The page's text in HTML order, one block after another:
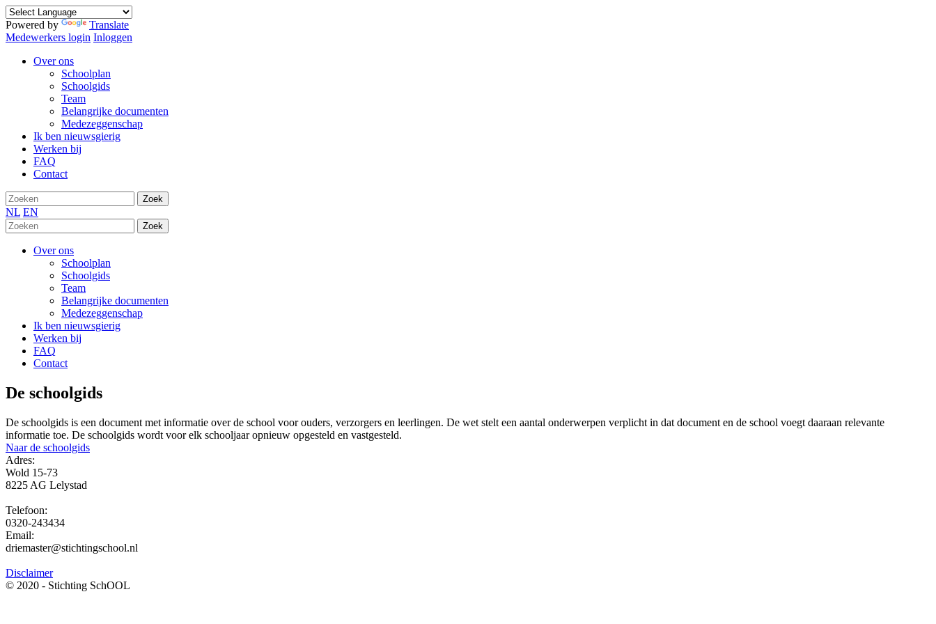
Powered by
Translate
Medewerkers login Inloggen
Over ons
Schoolplan
Schoolgids
Team
Belangrijke documenten
Medezeggenschap
Ik ben nieuwsgierig
Werken bij
FAQ
Contact
Zoek
NL EN
Zoek
Over ons
Schoolplan
Schoolgids
Team
Belangrijke documenten
Medezeggenschap
Ik ben nieuwsgierig
Werken bij
FAQ
Contact
De schoolgids
De schoolgids is een document met informatie over de school voor ouders, verzorgers en leerlingen. De wet stelt een aantal onderwerpen verplicht in dat document en de school voegt daaraan relevante
informatie toe. De schoolgids wordt voor elk schooljaar opnieuw opgesteld en vastgesteld.
Naar de schoolgids
Adres:
Wold 15-73
8225 AG Lelystad
Telefoon:
0320-243434
Email:
driemaster@stichtingschool.nl
Disclaimer
© 2020 - Stichting SchOOL